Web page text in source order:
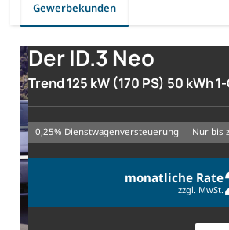
Gewerbekunden
Der ID.3 Neo
Trend 125 kW (170 PS) 50 kWh
0,25% Dienstwagenversteuerung nur bis
monatliche Rate
zzgl. MwSt.